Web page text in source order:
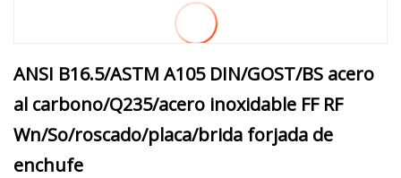
ANSI B16.5/ASTM A105 DIN/GOST/BS acero
al carbono/Q235/acero inoxidable FF RF
Wn/So/roscado/placa/brida forjada de
enchufe